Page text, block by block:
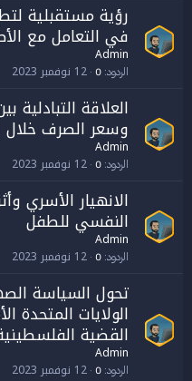
رؤية مستقبلية
في التعامل مع
Admin
الردود 0 12 نوفمبر 2023
العلاقة التبادلية
وسعر الصرف خلال الفترة
Admin
الردود 0 12 نوفمبر 2023
الانهيار الأسري
النفسي للطفل
Admin
الردود 0 12 نوفمبر 2023
تحول السياسة
الولايات المتحدة
القضية
Admin
الردود 0 12 نوفمبر 2023